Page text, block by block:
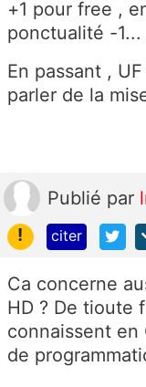
+1 pour free ,
ponctualité -1...
En passant ,
parler de la
Publié par
!
citer
Ca concerne
HD ? De tioute
connaissent en
de